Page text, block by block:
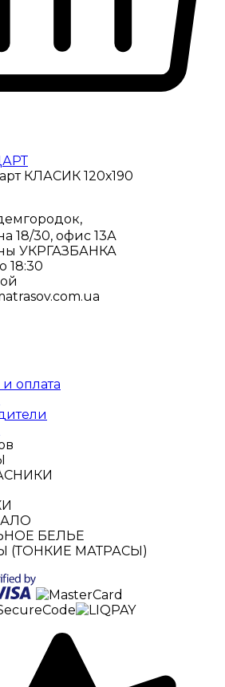
КЛАСИК 120х190
18/30, офис 13А
УКРГАЗБАНКА
18:30
оплата
БЕЛЬЕ
(ТОНКИЕ МАТРАСЫ)